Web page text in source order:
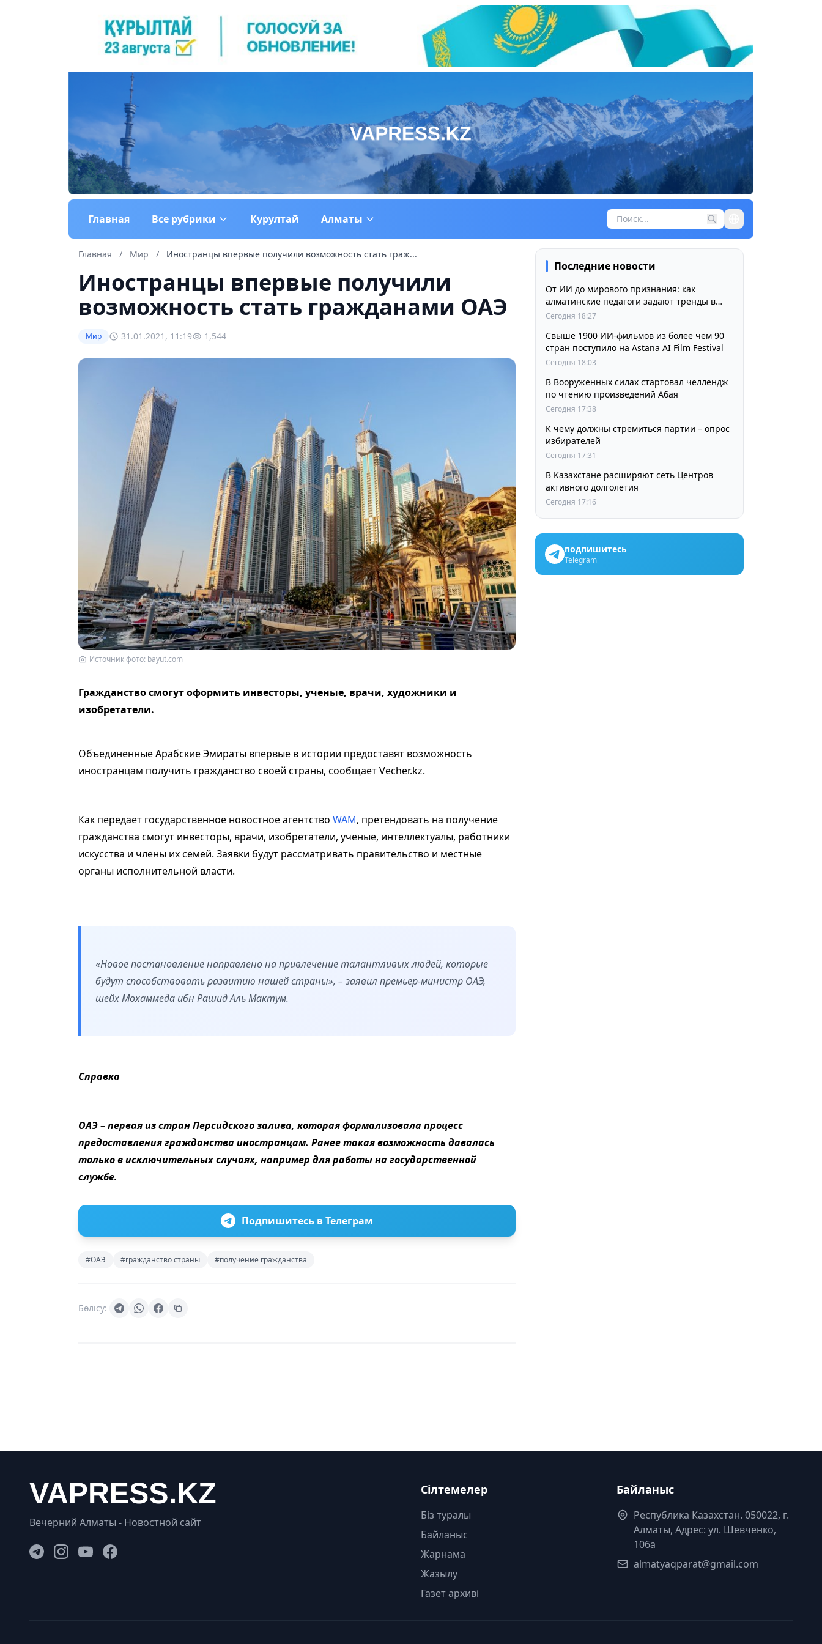
Главная Все рубрики Курултай Алматы
Главная / Мир / Иностранцы впервые получили возможность стать граж...
Иностранцы впервые получили
возможность стать гражданами ОАЭ
Мир 31.01.2021, 11:19 1,544
Источник фото: bayut.com
Гражданство смогут оформить инвесторы, ученые, врачи, художники и
изобретатели.
Объединенные Арабские Эмираты впервые в истории предоставят возможность
иностранцам получить гражданство своей страны, сообщает Vecher.kz.
Как передает государственное новостное агентство WAM, претендовать на получение
гражданства смогут инвесторы, врачи, изобретатели, ученые, интеллектуалы, работники
искусства и члены их семей. Заявки будут рассматривать правительство и местные
органы исполнительной власти.
«Новое постановление направлено на привлечение талантливых людей, которые
будут способствовать развитию нашей страны», – заявил премьер-министр ОАЭ,
шейх Мохаммеда ибн Рашид Аль Мактум.
Справка
ОАЭ – первая из стран Персидского залива, которая формализовала процесс
предоставления гражданства иностранцам. Ранее такая возможность давалась
только в исключительных случаях, например для работы на государственной
службе.
Подпишитесь в Телеграм
#ОАЭ #гражданство страны #получение гражданства
Бөлісу:
Последние новости
От ИИ до мирового признания: как
алматинские педагоги задают тренды в
изучении языков
Сегодня 18:27
Свыше 1900 ИИ-фильмов из более чем 90
стран поступило на Astana AI Film Festival
Сегодня 18:03
В Вооруженных силах стартовал челлендж
по чтению произведений Абая
Сегодня 17:38
К чему должны стремиться партии – опрос
избирателей
Сегодня 17:31
В Казахстане расширяют сеть Центров
активного долголетия
Сегодня 17:16
подпишитесь
Telegram
Вечерний Алматы - Новостной сайт
Сілтемелер
Біз туралы
Байланыс
Жарнама
Жазылу
Газет архиві
Байланыс
Республика Казахстан. 050022, г.
Алматы, Адрес: ул. Шевченко,
106а
almatyaqparat@gmail.com